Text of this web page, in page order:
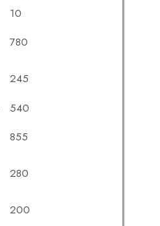
10
780
245
540
855
280
200